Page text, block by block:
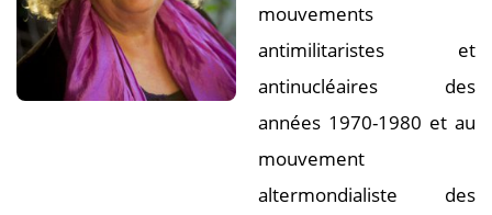
mouvements
antimilitaristes et
antinucléaires des
années 1970-1980 et au
mouvement
altermondialiste des